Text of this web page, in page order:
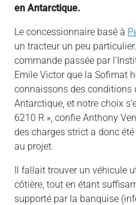
en Antarctique.
Le concessionnaire basé à
un tracteur un peu
commande passée par
Emile Victor que la Sofimat
connaissons des conditions
Antarctique, et notre choix
6210 R », confie Anthony
des charges strict a donc
au projet.
Il fallait trouver un véhicule
côtière, tout en étant
supporté par la banquise